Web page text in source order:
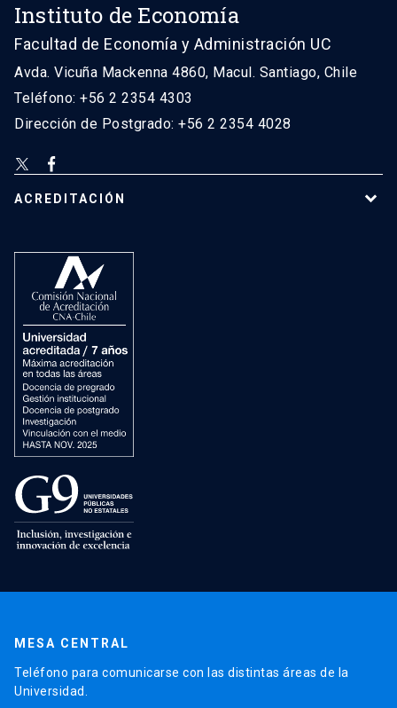
Instituto de Economía
Facultad de Economía y Administración UC
Avda. Vicuña Mackenna 4860, Macul. Santiago, Chile
Teléfono: +56 2 2354 4303
Dirección de Postgrado: +56 2 2354 4028
ACREDITACIÓN
MESA CENTRAL
Teléfono para comunicarse con las distintas áreas de la
Universidad.